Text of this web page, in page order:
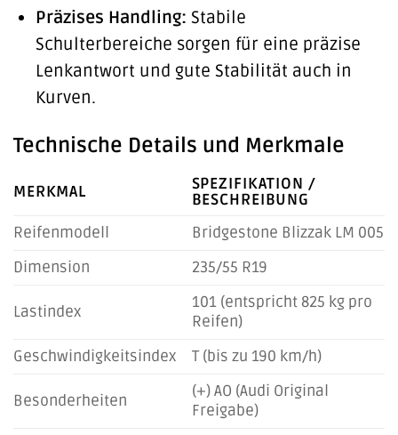
Präzises Handling: Stabile
Schulterbereiche sorgen für eine präzise
Lenkantwort und gute Stabilität auch in
Kurven.
Technische Details und Merkmale
MERKMAL
SPEZIFIKATION /
BESCHREIBUNG
Reifenmodell
Bridgestone Blizzak LM 005
Dimension
235/55 R19
Lastindex
101 (entspricht 825 kg pro
Reifen)
Geschwindigkeitsindex
T (bis zu 190 km/h)
Besonderheiten
(+) AO (Audi Original
Freigabe)